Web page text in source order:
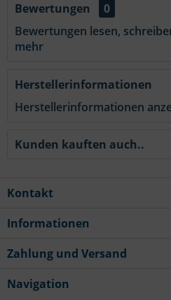
Bewertungen
0
Bewertungen lesen,
mehr
Herstellerinformationen
Herstellerinformationen
Kunden kauften auch..
Kontakt
Informationen
Zahlung und Versand
Navigation